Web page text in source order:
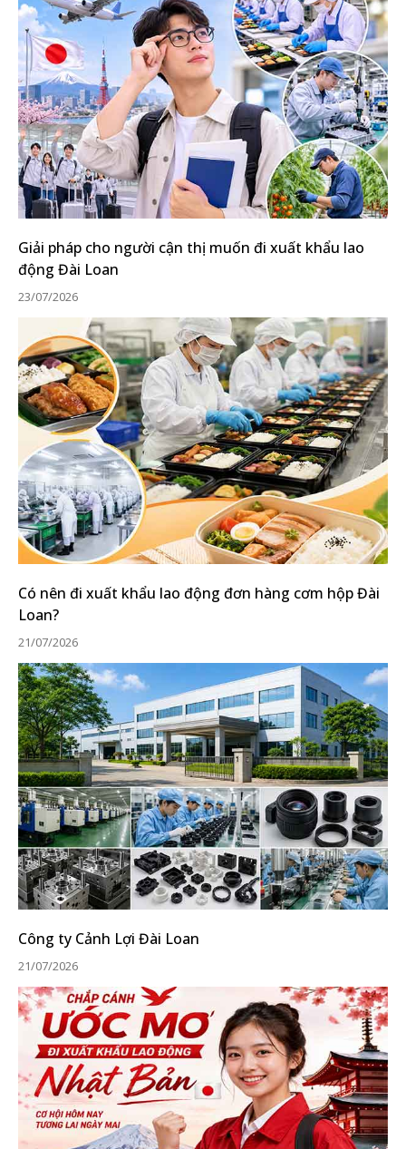
Giải pháp cho người cận thị muốn đi xuất khẩu lao
động Đài Loan
23/07/2026
Có nên đi xuất khẩu lao động đơn hàng cơm hộp Đài
Loan?
21/07/2026
Công ty Cảnh Lợi Đài Loan
21/07/2026